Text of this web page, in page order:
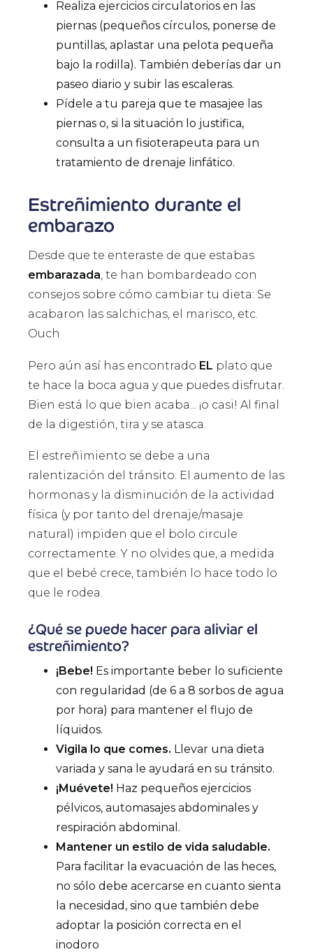
Realiza ejercicios circulatorios en las
piernas (pequeños círculos, ponerse de
puntillas, aplastar una pelota pequeña
bajo la rodilla). También deberías dar un
paseo diario y subir las escaleras.
Pídele a tu pareja que te masajee las
piernas o, si la situación lo justifica,
consulta a un fisioterapeuta para un
tratamiento de drenaje linfático.
Estreñimiento durante el
embarazo
Desde que te enteraste de que estabas
embarazada, te han bombardeado con
consejos sobre cómo cambiar tu dieta: Se
acabaron las salchichas, el marisco, etc.
Ouch
Pero aún así has encontrado EL plato que
te hace la boca agua y que puedes disfrutar.
Bien está lo que bien acaba... ¡o casi! Al final
de la digestión, tira y se atasca.
El estreñimiento se debe a una
ralentización del tránsito. El aumento de las
hormonas y la disminución de la actividad
física (y por tanto del drenaje/masaje
natural) impiden que el bolo circule
correctamente. Y no olvides que, a medida
que el bebé crece, también lo hace todo lo
que le rodea.
¿Qué se puede hacer para aliviar el
estreñimiento?
¡Bebe! Es importante beber lo suficiente
con regularidad (de 6 a 8 sorbos de agua
por hora) para mantener el flujo de
líquidos.
Vigila lo que comes. Llevar una dieta
variada y sana le ayudará en su tránsito.
¡Muévete! Haz pequeños ejercicios
pélvicos, automasajes abdominales y
respiración abdominal.
Mantener un estilo de vida saludable.
Para facilitar la evacuación de las heces,
no sólo debe acercarse en cuanto sienta
la necesidad, sino que también debe
adoptar la posición correcta en el
inodoro